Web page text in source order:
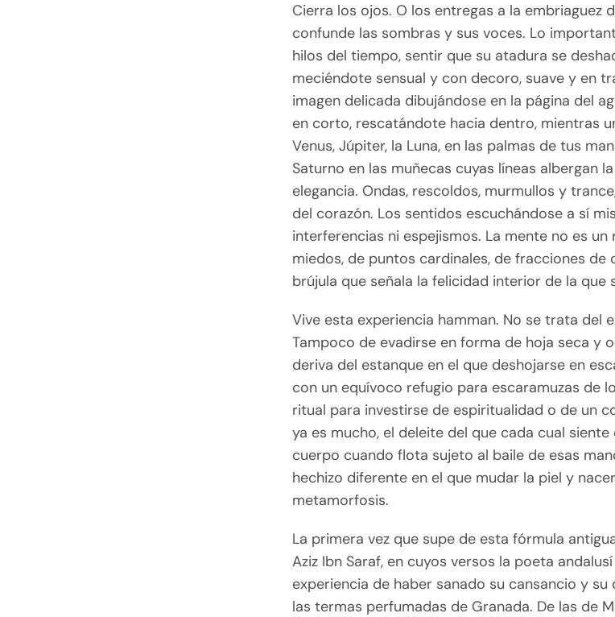
Cierra los ojos. O los entregas a la embriaguez
confunde las sombras y sus voces. Lo
hilos del tiempo, sentir que su atadura se
meciéndote sensual y con decoro, suave y en
imagen delicada dibujándose en la página del
en corto, rescatándote hacia dentro, mientras
Venus, Júpiter, la Luna, en las palmas de tus
Saturno en las muñecas cuyas líneas albergan
elegancia. Ondas, rescoldos, murmullos y
del corazón. Los sentidos escuchándose a sí
interferencias ni espejismos. La mente no es un
miedos, de puntos cardinales, de fracciones de
brújula que señala la felicidad interior de la que
Vive esta experiencia hamman. No se trata del
Tampoco de evadirse en forma de hoja seca y
deriva del estanque en el que deshojarse en
con un equívoco refugio para escaramuzas de
ritual para investirse de espiritualidad o de un
ya es mucho, el deleite del que cada cual
cuerpo cuando flota sujeto al baile de esas
hechizo diferente en el que mudar la piel y
metamorfosis.
La primera vez que supe de esta fórmula
Aziz Ibn Saraf, en cuyos versos la poeta
experiencia de haber sanado su cansancio y
las termas perfumadas de Granada. De las de